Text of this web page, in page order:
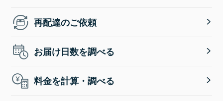
再配達のご依頼
お届け日数を調べる
料金を計算・調べる